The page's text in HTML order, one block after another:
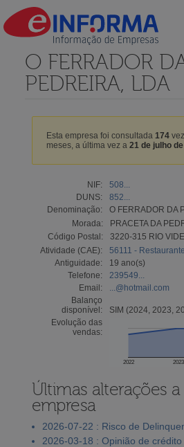
O FERRADOR
PEDREIRA, LDA
Esta empresa foi consultada 174
meses, a última vez a 21 de julho
NIF:
508...
DUNS:
852...
Denominação:
O FERRADOR DA
Morada:
PRACETA DA
Código Postal:
3220-315 RIO VIDE
Atividade (CAE):
56111 -
Antiguidade:
19 ano(s)
Telefone:
239549...
Email:
...@hotmail.com
Balanço
disponível:
SIM (2024, 2023,
Evolução das
vendas:
2022 2023
Últimas alterações a
empresa
2026-07-22 : Risco de
2026-03-18 : Opinião de crédito